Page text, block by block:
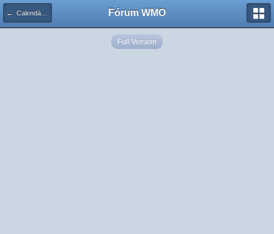
← Calendário de Eventos Fórum WMO
Full Version